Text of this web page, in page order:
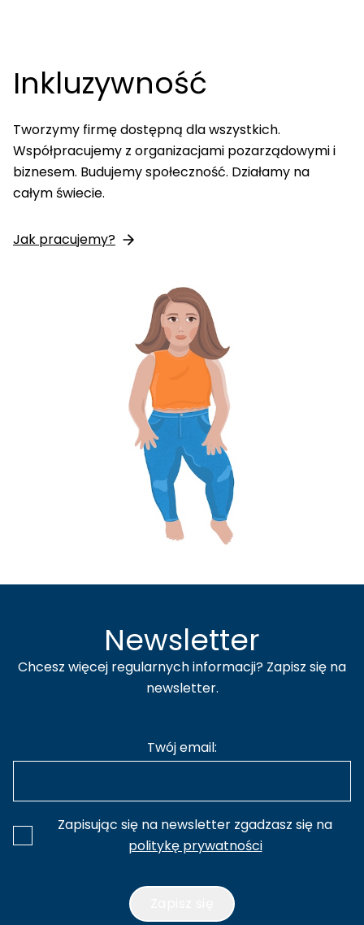
Inkluzywność
Tworzymy firmę dostępną dla wszystkich.
Współpracujemy z organizacjami pozarządowymi i
biznesem. Budujemy społeczność. Działamy na
całym świecie.
Jak pracujemy?
Newsletter
Chcesz więcej regularnych informacji? Zapisz się na
newsletter.
Twój email:
Zapisując się na newsletter zgadzasz się na
politykę prywatności